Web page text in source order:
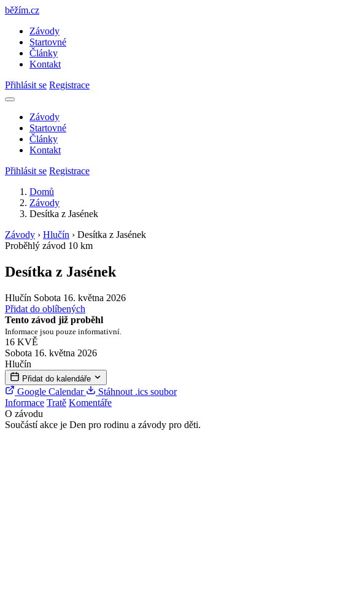
běžím.cz
Závody
Startovné
Články
Kontakt
Přihlásit se Registrace
Závody
Startovné
Články
Kontakt
Přihlásit se Registrace
Domů
Závody
Desítka z Jasének
Závody › Hlučín › Desítka z Jasének
Proběhlý závod 10 km
Desítka z Jasének
Hlučín Sobota 16. května 2026
Přidat do oblíbených
Tento závod již proběhl
Informace jsou pouze informativní.
16 KVĚ
Sobota 16. května 2026
Hlučín
Přidat do kalendáře
Google Calendar
Stáhnout .ics soubor
Informace Tratě Komentáře
O závodu
Součástí akce je Den pro rodinu a závody pro děti.